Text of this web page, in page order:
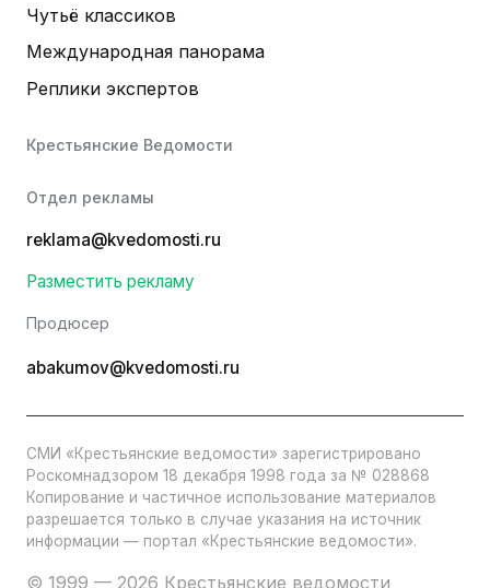
Чутьё классиков
Международная панорама
Реплики экспертов
Крестьянские Ведомости
Отдел рекламы
reklama@kvedomosti.ru
Разместить рекламу
Продюсер
abakumov@kvedomosti.ru
СМИ «Крестьянские ведомости» зарегистрировано
Роскомнадзором 18 декабря 1998 года за № 028868
Копирование и частичное использование материалов
разрешается только в случае указания на источник
информации — портал «Крестьянские ведомости».
© 1999 — 2026 Крестьянские ведомости